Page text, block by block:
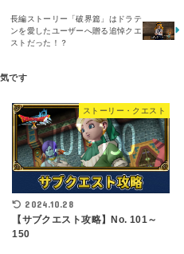
長編ストーリー「破界篇」はドラテ
ンを愛したユーザーへ贈る追悼クエ
ストだった！？
ストーリー・クエスト
2024.10.28
【サブクエスト攻略】No. 101～
150